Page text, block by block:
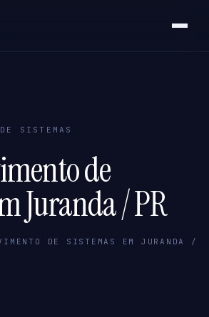
SISTEMAS
de
Juranda / PR
DE SISTEMAS EM JURANDA /